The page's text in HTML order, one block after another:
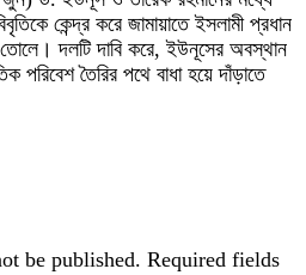
কেন্দ্র করে জামায়াতে ইসলামী প্রধান
তোলে। দলটি দাবি করে, ইউনূসের অবস্থান
পরিবেশ তৈরির পথে বাধা হয়ে দাঁড়াতে
be published. Required fields